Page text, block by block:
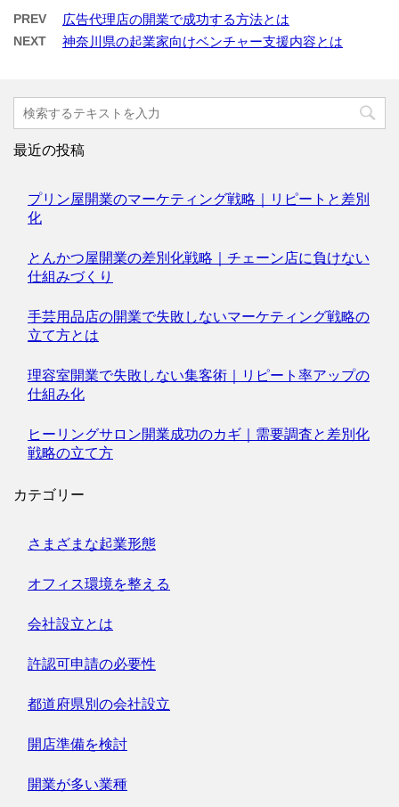
PREV 広告代理店の開業で成功する方法とは
NEXT 神奈川県の起業家向けベンチャー支援内容とは
最近の投稿
プリン屋開業のマーケティング戦略｜リピートと差別
化
とんかつ屋開業の差別化戦略｜チェーン店に負けない
仕組みづくり
手芸用品店の開業で失敗しないマーケティング戦略の
立て方とは
理容室開業で失敗しない集客術｜リピート率アップの
仕組み化
ヒーリングサロン開業成功のカギ｜需要調査と差別化
戦略の立て方
カテゴリー
さまざまな起業形態
オフィス環境を整える
会社設立とは
許認可申請の必要性
都道府県別の会社設立
開店準備を検討
開業が多い業種